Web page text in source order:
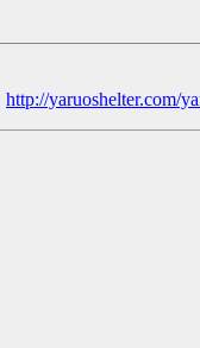
http://yaruoshelter.com/